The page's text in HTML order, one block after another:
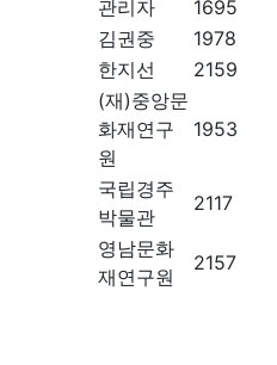
관리자 1695
김권중 1978
한지선 2159
(재)중앙문
화재연구
원
1953
국립경주
박물관
2117
영남문화
재연구원
2157